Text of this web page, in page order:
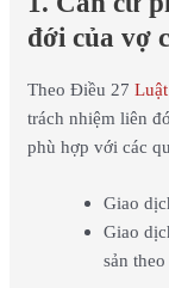
đới của vợ
Theo Điều 27
trách nhiệm liên
phù hợp với các
Giao
Giao
sản